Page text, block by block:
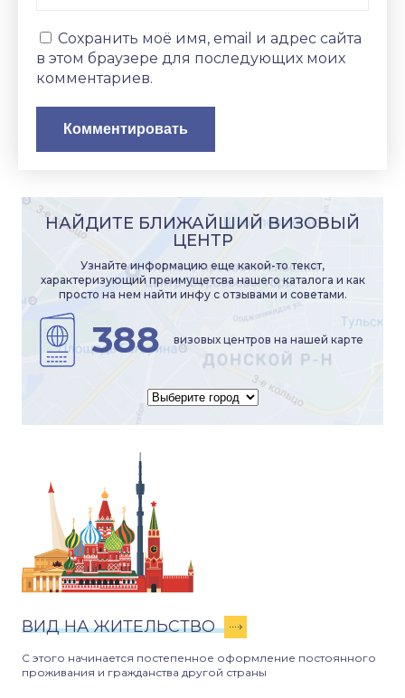
Сохранить моё имя, email и адрес сайта
в этом браузере для последующих моих
комментариев.
НАЙДИТЕ БЛИЖАЙШИЙ ВИЗОВЫЙ
ЦЕНТР
Узнайте информацию еще какой-то текст,
характеризующий преимущетсва нашего каталога и как
просто на нем найти инфу с отзывами и советами.
388 визовых центров на нашей карте
ВИД НА ЖИТЕЛЬСТВО
С этого начинается постепенное оформление постоянного
проживания и гражданства другой страны